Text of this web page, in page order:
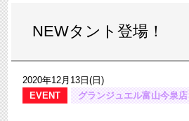
NEWタント登場！
2020年12月13日(日)
EVENT
グランジュエル富山今泉店